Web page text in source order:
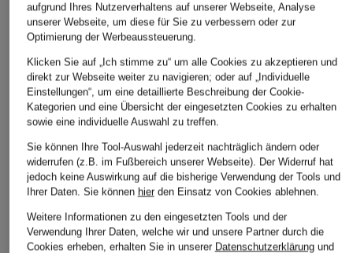
aufgrund Ihres Nutzerverhaltens auf unserer Webseite, Analyse
unserer Webseite, um diese für Sie zu verbessern oder zur
Optimierung der Werbeaussteuerung.
Klicken Sie auf „Ich stimme zu“ um alle Cookies zu akzeptieren und
direkt zur Webseite weiter zu navigieren; oder auf „Individuelle
Einstellungen“, um eine detaillierte Beschreibung der Cookie-
Kategorien und eine Übersicht der eingesetzten Cookies zu erhalten
sowie eine individuelle Auswahl zu treffen.
Sie können Ihre Tool-Auswahl jederzeit nachträglich ändern oder
widerrufen (z.B. im Fußbereich unserer Webseite). Der Widerruf hat
jedoch keine Auswirkung auf die bisherige Verwendung der Tools und
Ihrer Daten. Sie können hierden Einsatz von Cookies ablehnen.
Weitere Informationen zu den eingesetzten Tools und der
Verwendung Ihrer Daten, welche wir und unsere Partner durch die
Cookies erheben, erhalten Sie in unserer Datenschutzerklärungund